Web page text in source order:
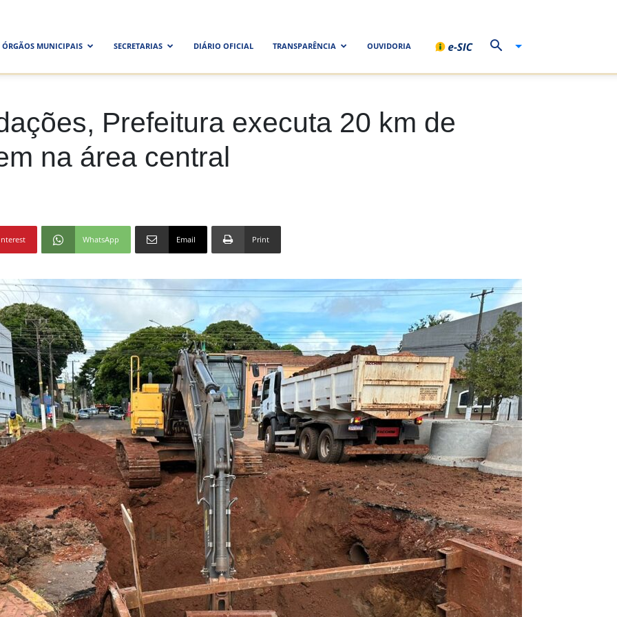
ÓRGÃOS MUNICIPAIS SECRETARIAS DIÁRIO OFICIAL TRANSPARÊNCIA OUVIDORIA
Prefeitura executa 20 km de
na área central
WhatsApp Email Print